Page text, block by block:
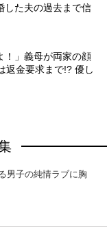
た夫の過去まで信
！」義母が両家の顔
返金要求まで!? 優し
男子の純情ラブに胸